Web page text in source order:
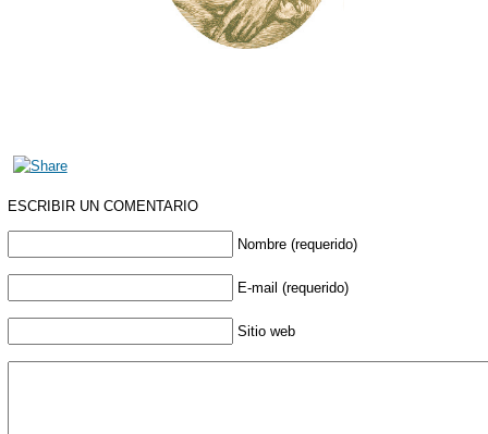
ESCRIBIR UN COMENTARIO
Nombre (requerido)
E-mail (requerido)
Sitio web